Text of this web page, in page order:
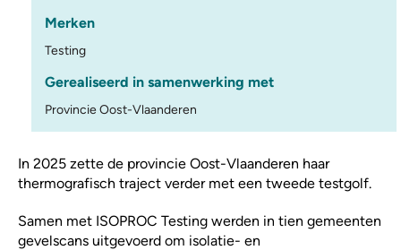
Merken
Testing
Gerealiseerd in samenwerking met
Provincie Oost-Vlaanderen
In 2025 zette de provincie Oost-Vlaanderen haar
thermografisch traject verder met een tweede testgolf.
Samen met ISOPROC Testing werden in tien gemeenten
gevelscans uitgevoerd om isolatie- en